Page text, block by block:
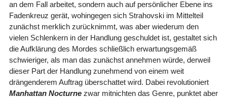
an dem Fall arbeitet, sondern auch auf persönlicher Ebene ins
Fadenkreuz gerät, wohingegen sich Strahovski im Mittelteil
zunächst merklich zurücknimmt, was aber wiederum den
vielen Schlenkern in der Handlung geschuldet ist, gestaltet sich
die Aufklärung des Mordes schließlich erwartungsgemäß
schwieriger, als man das zunächst annehmen würde, derweil
dieser Part der Handlung zunehmend von einem weit
drängenderem Auftrag überschattet wird. Dabei revolutioniert
Manhattan Nocturnezwar mitnichten das Genre, punktet aber